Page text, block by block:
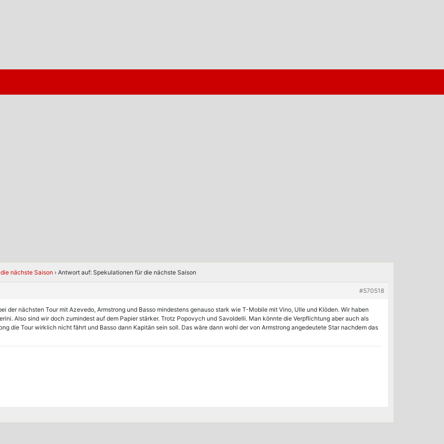
nächste Saison › Antwort auf: Spekulationen für die nächste Saison
#570518
der nächsten Tour mit Azevedo, Armstrong und Basso mindestens genauso stark wie T-Mobile mit Vino, Ulle und Klöden. Wir haben
Also sind wir doch zumindest auf dem Papier stärker. Trotz Popovych und Savoldelli. Man könnte die Verpflichtung aber auch als
die Tour wirklich nicht fährt und Basso dann Kapitän sein soll. Das wäre dann wohl der von Armstrong angedeutete Star nachdem das